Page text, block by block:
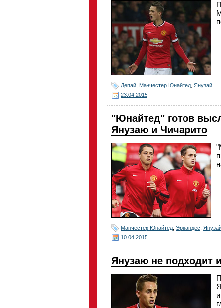
Депай Манчестер Юнайтед Янузай
23.04.2015
"Юнайтед" готов
Янузаю и Чичарито
Манчестер Юнайтед Эрнандес Янузай
10.04.2015
Янузаю не подходит